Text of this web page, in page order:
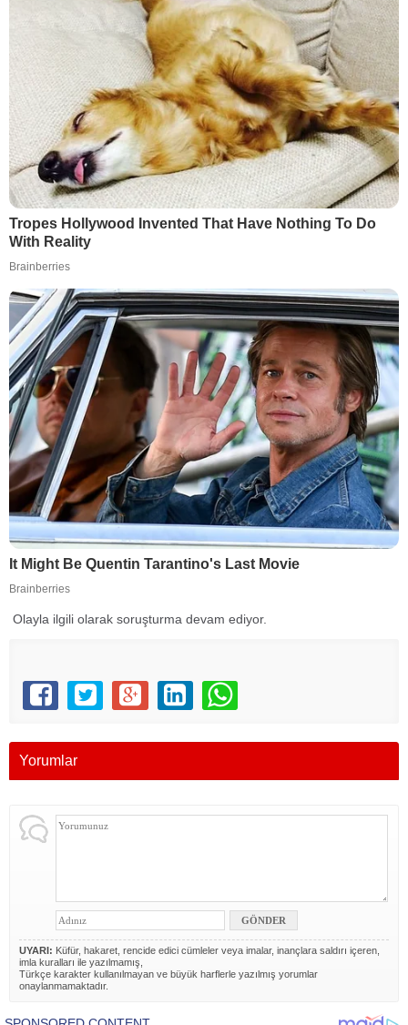
Olayla ilgili olarak soruşturma devam ediyor.
Yorumlar
UYARI: Küfür, hakaret, rencide edici cümleler veya imalar, inançlara saldırı içeren,
imla kuralları ile yazılmamış,
Türkçe karakter kullanılmayan ve büyük harflerle yazılmış yorumlar
onaylanmamaktadır.